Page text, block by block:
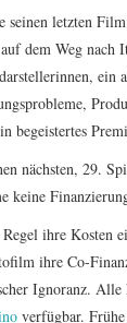
seinen letzten
dem Weg nach
ein
begeistertes
nächsten, 29.
keine
ihre Kosten
ihre Co-
Ignoranz.
verfügbar.